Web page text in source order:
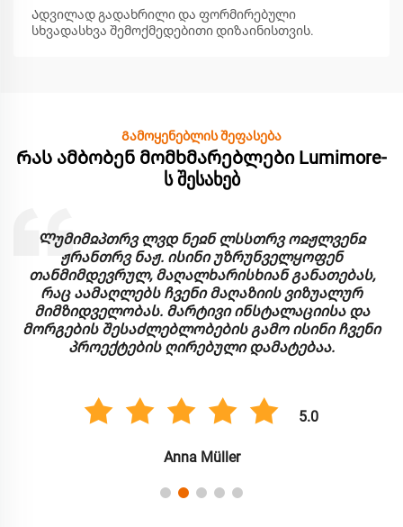
Ადვილად გადახრილი და ფორმირებული
სხვადასხვა შემოქმედებითი დიზაინისთვის.
Გამოყენებლის შეფასება
Რას ამბობენ მომხმარებლები Lumimore-
ს შესახებ
Ლუმიმჲპთრვ ლვდ ნეჲნ ლსსთრვ ოჲჟლვენჲ
ჟრანთრვ ნაჟ. ისინი უზრუნველყოფენ
თანმიმდევრულ, მაღალხარისხიან განათებას,
რაც აამაღლებს ჩვენი მაღაზიის ვიზუალურ
მიმზიდველობას. მარტივი ინსტალაციისა და
მორგების შესაძლებლობების გამო ისინი ჩვენი
პროექტების ღირებული დამატებაა.
5.0
Anna Müller